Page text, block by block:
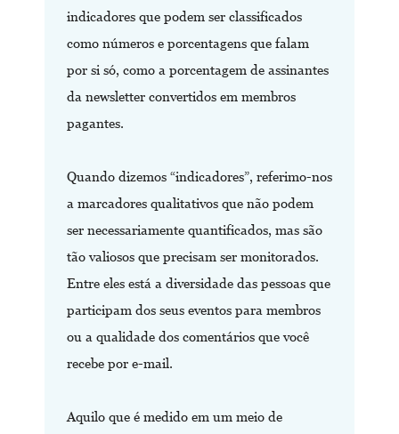
indicadores que podem ser classificados
como números e porcentagens que falam
por si só, como a porcentagem de assinantes
da newsletter convertidos em membros
pagantes.
Quando dizemos “indicadores”, referimo-nos
a marcadores qualitativos que não podem
ser necessariamente quantificados, mas são
tão valiosos que precisam ser monitorados.
Entre eles está a diversidade das pessoas que
participam dos seus eventos para membros
ou a qualidade dos comentários que você
recebe por e-mail.
Aquilo que é medido em um meio de